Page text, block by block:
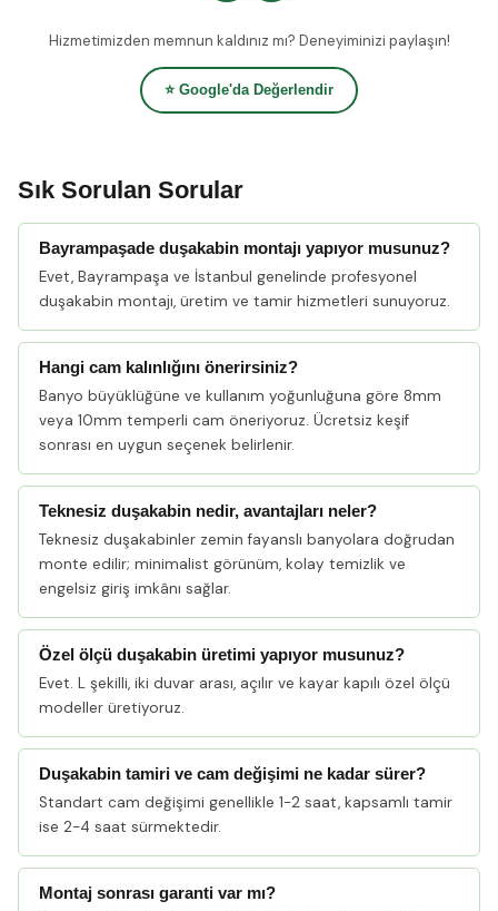
Hizmetimizden memnun kaldınız mı? Deneyiminizi paylaşın!
⭐ Google'da Değerlendir
Sık Sorulan Sorular
Bayrampaşade duşakabin montajı yapıyor musunuz?
Evet, Bayrampaşa ve İstanbul genelinde profesyonel
duşakabin montajı, üretim ve tamir hizmetleri sunuyoruz.
Hangi cam kalınlığını önerirsiniz?
Banyo büyüklüğüne ve kullanım yoğunluğuna göre 8mm
veya 10mm temperli cam öneriyoruz. Ücretsiz keşif
sonrası en uygun seçenek belirlenir.
Teknesiz duşakabin nedir, avantajları neler?
Teknesiz duşakabinler zemin fayanslı banyolara doğrudan
monte edilir; minimalist görünüm, kolay temizlik ve
engelsiz giriş imkânı sağlar.
Özel ölçü duşakabin üretimi yapıyor musunuz?
Evet. L şekilli, iki duvar arası, açılır ve kayar kapılı özel ölçü
modeller üretiyoruz.
Duşakabin tamiri ve cam değişimi ne kadar sürer?
Standart cam değişimi genellikle 1-2 saat, kapsamlı tamir
ise 2-4 saat sürmektedir.
Montaj sonrası garanti var mı?